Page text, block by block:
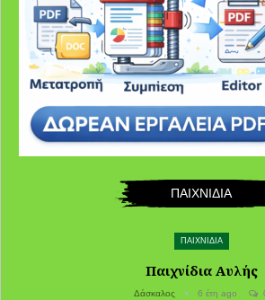
ΠΑΙΧΝΙΔΙΑ
ΠΑΙΧΝΙΔΙΑ
Παιχνίδια Αυλής
Δάσκαλος 6 έτη ago